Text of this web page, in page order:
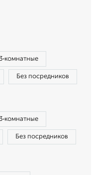
Без посредников
Без посредников